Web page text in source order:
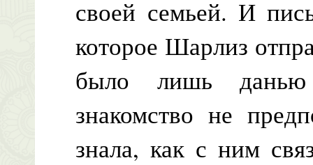
своей семьей. И
которое Шарлиз
было лишь данью
знакомство не
знала, как с ним